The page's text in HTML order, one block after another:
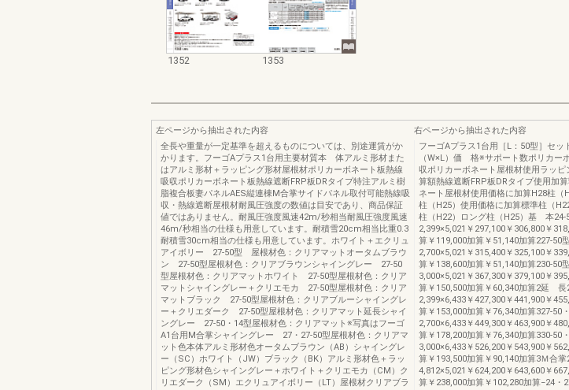
1352 1353
左ページから抽出された内容
全長や重量が一定基準を超えるものについては、別途運賃がか
かります。フーゴAプラス1台用主要材質本 体アルミ形材また
はアルミ形材＋ラッピング形材屋根材ポリカーボネート板熱線
吸収ポリカーボネート板熱線遮断FRP板DRタイプ特注アルミ樹
脂複合板妻パネルAES縦連棟M合掌サイドパネル取付可能熱線吸
収・熱線遮断屋根材耐風圧強度の数値は目安であり、商品保証
値ではありません。耐風圧強度風速42m/秒相当耐風圧強度風速
46m/秒相当の仕様も用意しています。耐積雪20cm相当比重0.3
耐積雪30cm相当の仕様も用意しています。ホワイト＋エクリュ
アイボリー 27-50型 屋根材色：クリアマットオータムブラウ
ン 27-50型屋根材色：クリアブラウンシャイングレー 27-50
型屋根材色：クリアマットホワイト 27-50型屋根材色：クリア
マットシャイングレー＋クリエモカ 27-50型屋根材色：クリア
マットブラック 27-50型屋根材色：クリアブルーシャイングレ
ー＋クリエダーク 27-50型屋根材色：クリアマット延長シャイ
ングレー 27-50・14型屋根材色：クリアマット※写真はフーゴ
A1台用M合掌シャイングレー 27・27-50型屋根材色：クリアマ
ット色本体アルミ形材色オータムブラウン（AB）シャイングレ
ー（SC）ホワイト（JW）ブラック（BK）アルミ形材色＋ラッ
ピング形材色シャイングレー＋ホワイト＋クリエモカ（CM）ク
リエダーク（SM）エクリュアイボリー（LT）屋根材クリアブラ
右ページから抽出された内容
フーゴAプラス1台用［L：50型］セ
（W×L）価 格※サポート数ポリカー
収ポリカーボネート屋根材使用ラッ
算額熱線遮断FRP板DRタイプ使用加
ネート屋根材使用価格に加算H28柱（
柱（H25）使用価格に加算標準柱（
柱（H22）ロング柱（H25）基 本24-
2,399×5,021￥297,100￥306,800￥
算￥119,000加算￥51,140加算227-50型
2,700×5,021￥315,400￥325,100￥
算￥138,600加算￥51,140加算230-50型
3,000×5,021￥367,300￥379,100￥
算￥150,500加算￥60,340加算2延 長
2,399×6,433￥427,300￥441,900￥
算￥153,000加算￥76,340加算327-50
2,700×6,433￥449,300￥463,900￥
算￥178,200加算￥76,340加算330-50
3,000×6,433￥526,200￥543,900￥
算￥193,500加算￥90,140加算3Ｍ合掌
4,812×5,021￥624,200￥643,600￥
算￥238,000加算￥102,280加算−24・